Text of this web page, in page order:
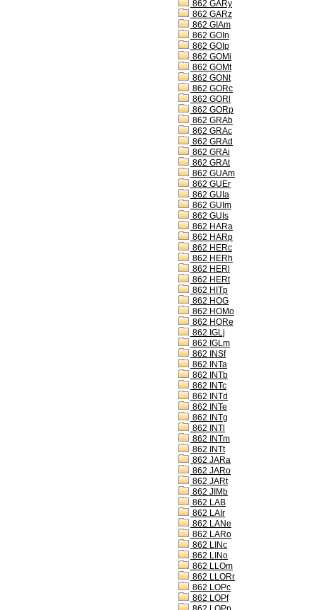
862 GARy
862 GARz
862 GIAm
862 GOIn
862 GOIp
862 GOMi
862 GOMt
862 GONt
862 GORc
862 GORl
862 GORp
862 GRAb
862 GRAc
862 GRAd
862 GRAi
862 GRAt
862 GUAm
862 GUEr
862 GUIa
862 GUIm
862 GUIs
862 HARa
862 HARp
862 HERc
862 HERh
862 HERl
862 HERt
862 HITp
862 HOG
862 HOMo
862 HORe
862 IGLj
862 IGLm
862 INSf
862 INTa
862 INTb
862 INTc
862 INTd
862 INTe
862 INTg
862 INTl
862 INTm
862 INTt
862 JARa
862 JARo
862 JARt
862 JIMb
862 LAB
862 LAIr
862 LANe
862 LARo
862 LINc
862 LINo
862 LLOm
862 LLORr
862 LOPc
862 LOPf